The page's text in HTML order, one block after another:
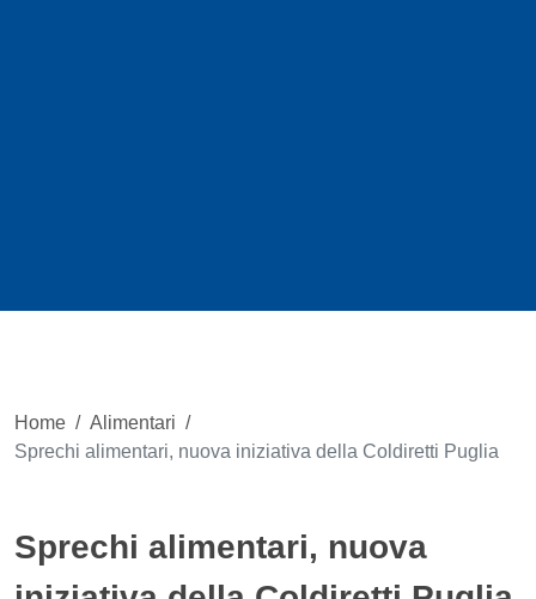
Home / Alimentari /
Sprechi alimentari, nuova iniziativa della Coldiretti Puglia
Sprechi alimentari, nuova